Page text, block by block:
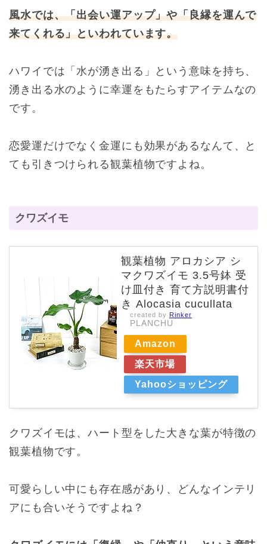
風水では、「出会い運アップ」や「良縁を運んで
来てくれる」といわれています。
ハワイでは「水が湧き出る」という意味を持ち、
湧き出る水のように幸運をもたらすアイテムなの
です。
恋愛運だけでなく金運にも効果があるなんて、と
ても引きつけられる観葉植物ですよね。
クワズイモ
観葉植物 アロカシア シ
マクワズイモ 3.5号鉢 受
け皿付き 育て方説明書付
き Alocasia cucullata
created by Rinker
PLANCHU
Amazon
楽天市場
Yahooショッピング
クワズイモは、ハート型をした大きな葉が特徴の
観葉植物です。
可愛らしい中にも存在感があり、どんなインテリ
アにも合いそうですよね？